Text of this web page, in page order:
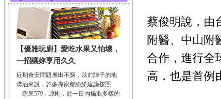
鮪魚
鮪魚肚肉中的不飽和脂
肪酸內富含EPA和DH...
韭菜
韭菜所含的膳食纖維能
幫助消化與通便；揮...
冬瓜
冬瓜營養價值高，鈉含
量極低是水腫病人的...
【優雅玩廚】愛吃水果又怕壞，
一招讓妳享用久久
近期食安問題層出不窮，以前陣子的地
溝油來說，許多專家都紛紛建議按照
「蔬果579」原則，於一日內攝取多樣的
蔡俊明說，由
附醫、中山附
合作，進行全
高，也是首例